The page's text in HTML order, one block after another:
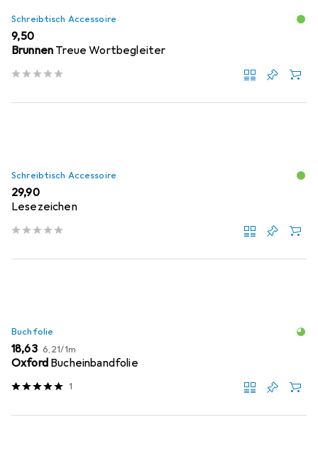
Schreibtisch Accessoire
EUR
9,50
Brunnen Treue Wortbegleiter
Schreibtisch Accessoire
EUR
29,90
Lesezeichen
Buchfolie
EUR
18,63 EUR
6,21/1m
Oxford Bucheinbandfolie
1